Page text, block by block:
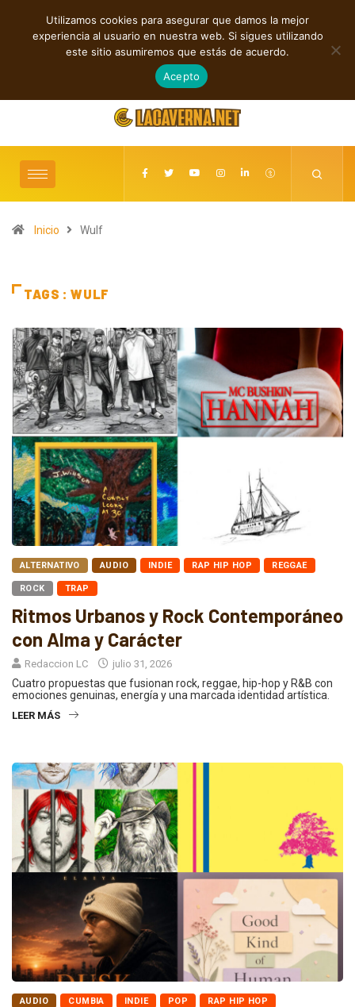
TENDENCIAS
y resistencia
Indie, rap y pop: cuatro lanzamientos independientes
destacados
agosto 7, 2026
Inicio Wulf
TAGS : WULF
ALTERNATIVO AUDIO INDIE RAP HIP HOP REGGAE
ROCK TRAP
Ritmos Urbanos y Rock Contemporáneo
con Alma y Carácter
Redaccion LC julio 31, 2026
Cuatro propuestas que fusionan rock, reggae, hip-hop y R&B con
emociones genuinas, energía y una marcada identidad artística.
LEER MÁS
AUDIO CUMBIA INDIE POP RAP HIP HOP
Utilizamos cookies para asegurar que damos la mejor
experiencia al usuario en nuestra web. Si sigues utilizando
este sitio asumiremos que estás de acuerdo.
Acepto